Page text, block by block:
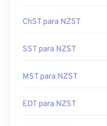
ChST para NZST
SST para NZST
MST para NZST
EDT para NZST